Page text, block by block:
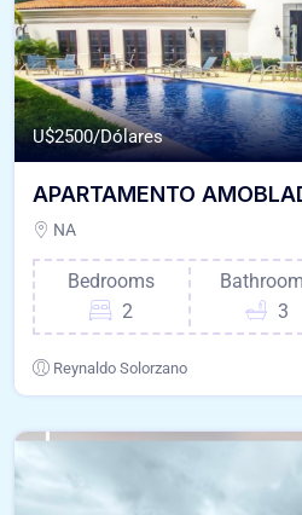
U$2500/Dólares
APARTAMENTO
NA
Bedrooms
2
3
Reynaldo Solorzano